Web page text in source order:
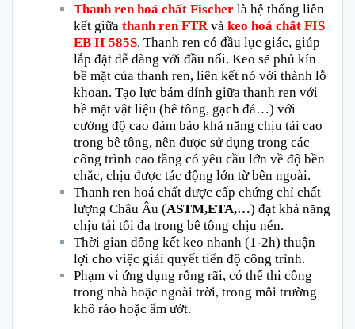
Thanh ren hoá chất Fischer là hệ thống liên
kết giữa thanh ren FTR và keo hoá chất FIS
EB II 585S. Thanh ren có đầu lục giác, giúp
lắp đặt dễ dàng với đầu nối. Keo sẽ phủ kín
bề mặt của thanh ren, liên kết nó với thành lỗ
khoan. Tạo lực bám dính giữa thanh ren với
bề mặt vật liệu (bê tông, gạch đá…) với
cường độ cao đảm bảo khả năng chịu tải cao
trong bê tông, nên được sử dụng trong các
công trình cao tầng có yêu cầu lớn về độ bền
chắc, chịu được tác động lớn từ bên ngoài.
Thanh ren hoá chất được cấp chứng chỉ chất
lượng Châu Âu (ASTM,ETA,…) đạt khả năng
chịu tải tối đa trong bê tông chịu nén.
Thời gian đông kết keo nhanh (1-2h) thuận
lợi cho việc giải quyết tiến độ công trình.
Phạm vi ứng dụng rỗng rãi, có thể thi công
trong nhà hoặc ngoài trời, trong môi trường
khô ráo hoặc ẩm ướt.